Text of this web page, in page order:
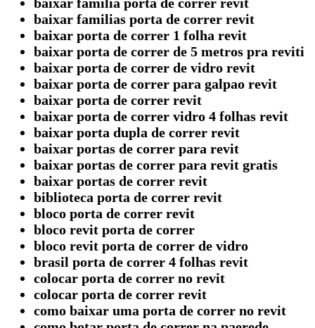
baixar familias porta de correr revit
baixar porta de correr 1 folha revit
baixar porta de correr de 5 metros pra reviti
baixar porta de correr de vidro revit
baixar porta de correr para galpao revit
baixar porta de correr revit
baixar porta de correr vidro 4 folhas revit
baixar porta dupla de correr revit
baixar portas de correr para revit
baixar portas de correr para revit gratis
baixar portas de correr revit
biblioteca porta de correr revit
bloco porta de correr revit
bloco revit porta de correr
bloco revit porta de correr de vidro
brasil porta de correr 4 folhas revit
colocar porta de correr no revit
colocar porta de correr revit
como baixar uma porta de correr no revit